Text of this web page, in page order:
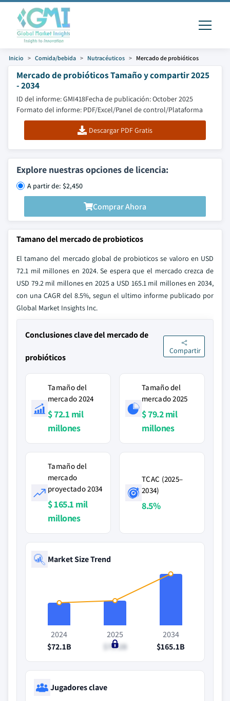
Inicio Comida/bebida Nutracéuticos Mercado de probióticos
Mercado de probióticos Tamaño y compartir 2025
- 2034
ID del informe: GMI418Fecha de publicación: October 2025
Formato del informe: PDF/Excel/Panel de control/Plataforma
Descargar PDF Gratis
Explore nuestras opciones de licencia:
A partir de: $2,450
Comprar Ahora
Tamano del mercado de probioticos
El tamano del mercado global de probioticos se valoro en USD
72.1 mil millones en 2024. Se espera que el mercado crezca de
USD 79.2 mil millones en 2025 a USD 165.1 mil millones en 2034,
con una CAGR del 8.5%, segun el ultimo informe publicado por
Global Market Insights Inc.
Conclusiones clave del mercado de
probióticos
Compartir
Tamaño del
mercado 2024
$ 72.1 mil
millones
Tamaño del
mercado 2025
$ 79.2 mil
millones
Tamaño del
mercado
proyectado 2034
$ 165.1 mil
millones
TCAC (2025–
2034)
8.5%
Market Size Trend
2024
$72.1B
2025
$79.2B
2034
$165.1B
Jugadores clave